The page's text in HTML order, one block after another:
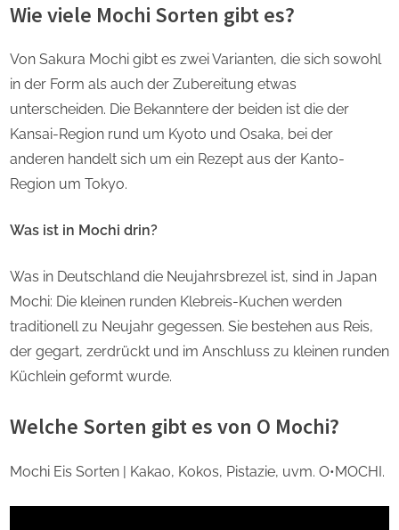
Wie viele Mochi Sorten gibt es?
Von Sakura Mochi gibt es zwei Varianten, die sich sowohl
in der Form als auch der Zubereitung etwas
unterscheiden. Die Bekanntere der beiden ist die der
Kansai-Region rund um Kyoto und Osaka, bei der
anderen handelt sich um ein Rezept aus der Kanto-
Region um Tokyo.
Was ist in Mochi drin?
Was in Deutschland die Neujahrsbrezel ist, sind in Japan
Mochi: Die kleinen runden Klebreis-Kuchen werden
traditionell zu Neujahr gegessen. Sie bestehen aus Reis,
der gegart, zerdrückt und im Anschluss zu kleinen runden
Küchlein geformt wurde.
Welche Sorten gibt es von O Mochi?
Mochi Eis Sorten | Kakao, Kokos, Pistazie, uvm. O•MOCHI.